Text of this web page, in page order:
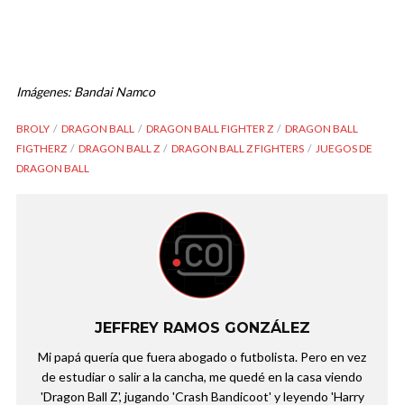
Imágenes: Bandai Namco
BROLY DRAGON BALL DRAGON BALL FIGHTER Z
DRAGON BALL
FIGTHERZ
DRAGON BALL Z DRAGON BALL Z FIGHTERS
JUEGOS DE
DRAGON BALL
JEFFREY RAMOS GONZÁLEZ
Mi papá quería que fuera abogado o futbolista. Pero en vez
de estudiar o salir a la cancha, me quedé en la casa viendo
'Dragon Ball Z', jugando 'Crash Bandicoot' y leyendo 'Harry